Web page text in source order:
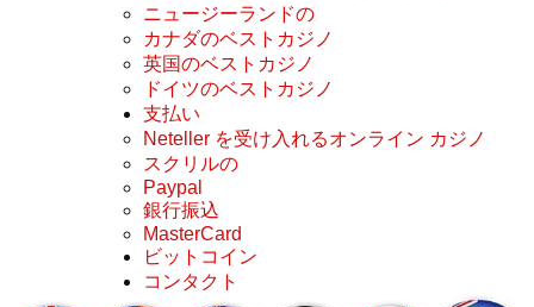
ニュージーランドの
カナダのベストカジノ
英国のベストカジノ
ドイツのベストカジノ
支払い
Neteller を受け入れるオンライン カジノ
スクリルの
Paypal
銀行振込
MasterCard
ビットコイン
コンタクト